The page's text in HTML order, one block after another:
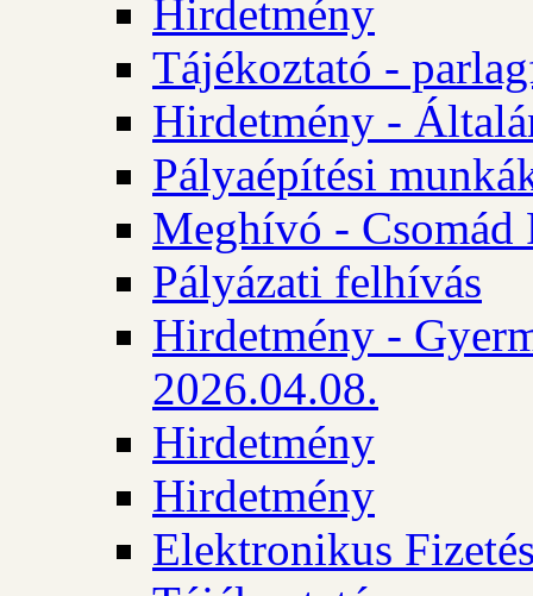
Hirdetmény
Tájékoztató -
Hirdetmény -
Pályaépítési
Meghívó - Csomád
Pályázati felhívás
Hirdetmény -
2026.04.08.
Hirdetmény
Hirdetmény
Elektronikus